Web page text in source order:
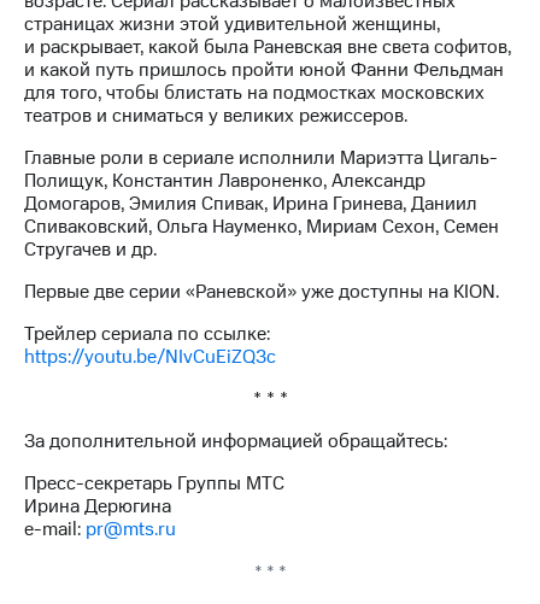
Описание
Программа
приобретения
Порядок
выкупа
акций
Рынок
облигаций
Описание
Еврооблигации-2023
Уведомление
о
погашении
именных
облигаций
Регистратор
Контакты
развитие
деловая этика
страницах жизни этой удивительной женщины,
и раскрывает, какой была Раневская вне света софитов,
и какой путь пришлось пройти юной Фанни Фельдман
для того, чтобы блистать на подмостках московских
театров и сниматься у великих режиссеров.
Главные роли в сериале исполнили Мариэтта Цигаль-
Полищук, Константин Лавроненко, Александр
Домогаров, Эмилия Спивак, Ирина Гринева, Даниил
Спиваковский, Ольга Науменко, Мириам Сехон, Семен
Стругачев и др.
Первые две серии «Раневской» уже доступны на KION.
Трейлер сериала по ссылке:
https://youtu.be/NIvCuEiZQ3c
* * *
За дополнительной информацией обращайтесь:
Пресс-секретарь Группы МТС
Ирина Дерюгина
e-mail: pr@mts.ru
* * *